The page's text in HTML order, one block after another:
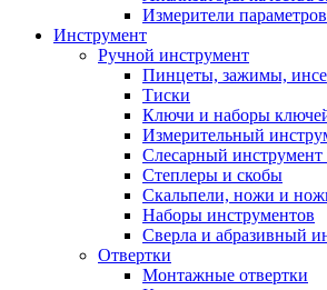
Измерители
Инструмент
Ручной инструмент
Пинцеты, зажимы,
Тиски
Ключи и наборы
Измерительный
Слесарный инструмент
Степлеры и скобы
Скальпели, ножи и
Наборы инструментов
Сверла и абразивный
Отвертки
Монтажные отвертки